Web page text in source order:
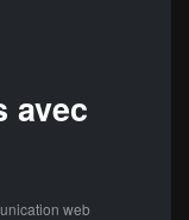
avec
web